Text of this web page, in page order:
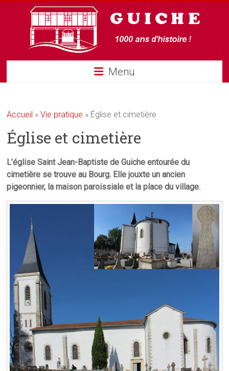
Menu
Accueil »Vie pratique » Église et cimetière
Église et cimetière
L’église Saint Jean-Baptiste de Guiche entourée du
cimetière se trouve au Bourg. Elle jouxte un ancien
pigeonnier, la maison paroissiale et la place du village.